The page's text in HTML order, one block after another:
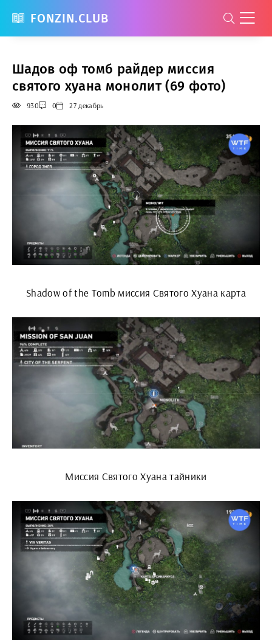
FONZIN.CLUB
Шадов оф томб райдер миссия
святого хуана монолит (69 фото)
930 0 27 декабрь
Shadow of the Tomb миссия Святого Хуана карта
Миссия Святого Хуана тайники